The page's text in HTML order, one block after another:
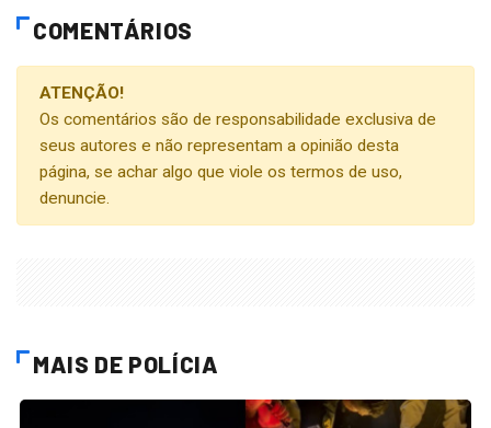
COMENTÁRIOS
ATENÇÃO!
Os comentários são de responsabilidade exclusiva de
seus autores e não representam a opinião desta
página, se achar algo que viole os termos de uso,
denuncie.
MAIS DE POLÍCIA